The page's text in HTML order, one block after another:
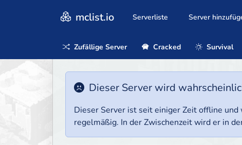
mclist.io Serverliste Server
Zufällige Server Cracked Survival
Dieser Server wird
Dieser Server ist seit einiger Zeit offline
regelmäßig. In der Zwischenzeit wird er in